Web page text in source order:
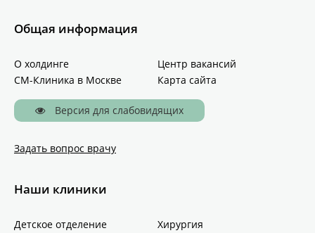
Общая информация
О холдинге
Центр вакансий
СМ-Клиника в Москве
Карта сайта
Версия для слабовидящих
Задать вопрос врачу
Наши клиники
Детское отделение
Хирургия